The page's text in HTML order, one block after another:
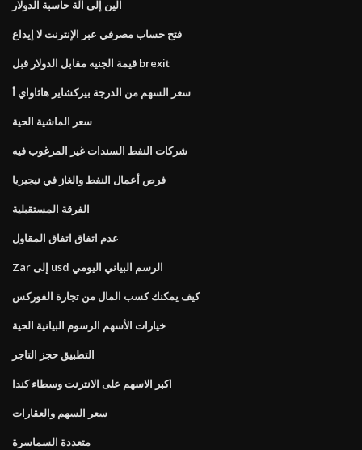
الين إلى آلة حاسبة الدولار
فتح حساب مصرفي عبر الإنترنت لا إيداع
قيمة الجنيه مقابل الدولار قبل brexit
سعر السهم من الدرجة بيركشاير هاثاواي أ
سعر الماشية الحية
شركات النفط السندات غير المرغوب فيه
فرص أعمال النفط والغاز في نيجيريا
الفرقة المستقبلية
عدم اتفاق اتفاق المقاول
Zar إلى usd الرسم البياني اليومي
كيف يمكنك كسب المال من تجارة الفوركس
خيارات الأسهم الرسوم البيانية الحية
التطبيق حجز التاجر
اكبر الاسهم على الانترنت وسطاء كندا
سعر السهم والعقارات
متعددة السماسرة